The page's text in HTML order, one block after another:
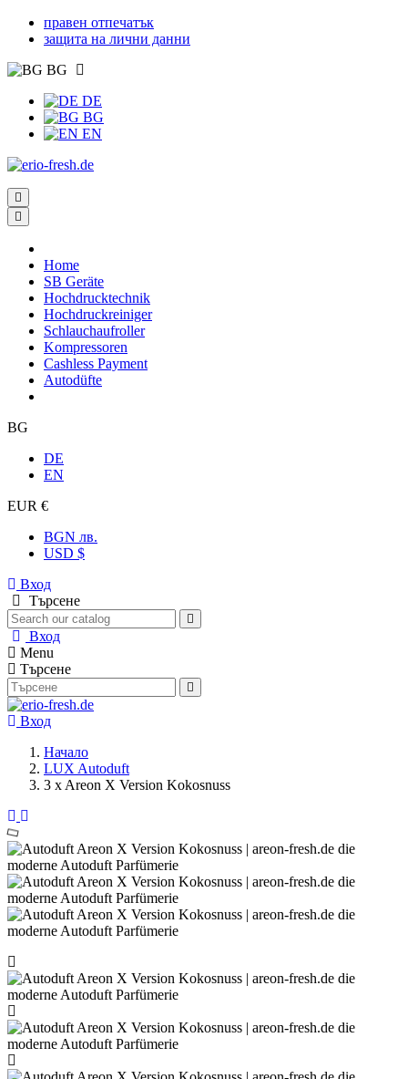
правен отпечатък
защита на лични данни
BG
DE
BG
EN
Home
SB Geräte
Hochdrucktechnik
Hochdruckreiniger
Schlauchaufroller
Kompressoren
Cashless Payment
Autodüfte
BG
DE
EN
EUR €
BGN лв.
USD $
Вход
Търсене
Вход
Menu
Търсене
Вход
Начало
LUX Autoduft
3 x Areon X Version Kokosnuss